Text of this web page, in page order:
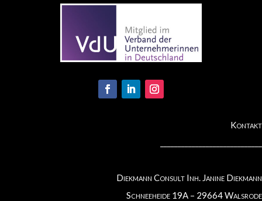
Kontakt
Diekmann Consult Inh. Janine Diekmann
Schneeheide 19A – 29664 Walsrode